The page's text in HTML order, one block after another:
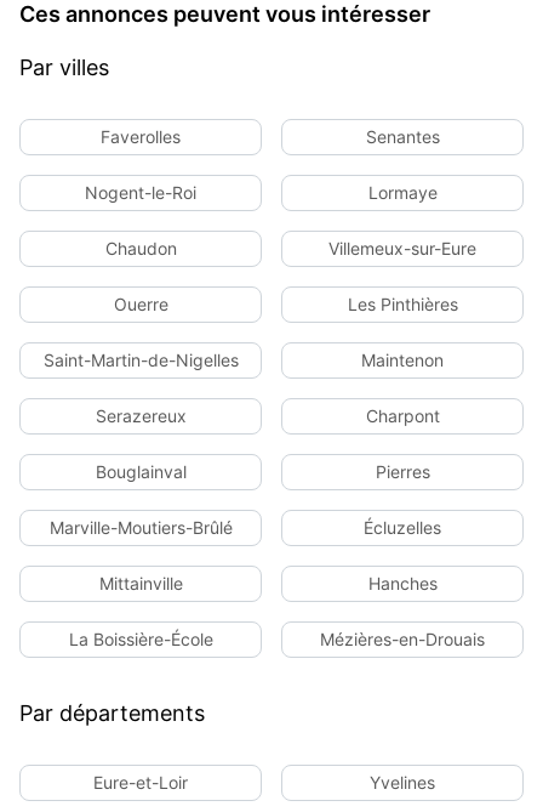
Ces annonces peuvent vous intéresser
Par villes
Faverolles Senantes
Nogent-le-Roi Lormaye
Chaudon Villemeux-sur-Eure
Ouerre Les Pinthières
Saint-Martin-de-Nigelles Maintenon
Serazereux Charpont
Bouglainval Pierres
Marville-Moutiers-Brûlé Écluzelles
Mittainville Hanches
La Boissière-École Mézières-en-Drouais
Par départements
Eure-et-Loir Yvelines